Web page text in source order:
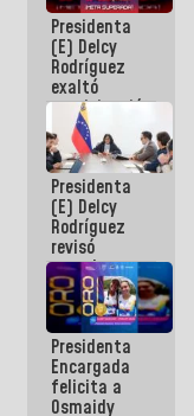
Presidenta
(E) Delcy
Rodríguez
exaltó
participación
de
Venezuela
en Juegos
Centroamericanos
y del Caribe
2026
Presidenta
(E) Delcy
Rodríguez
revisó
agenda
económica y
ejecución de
fondos de
emergencia
post-sismos
Presidenta
Encargada
felicita a
Osmaidy